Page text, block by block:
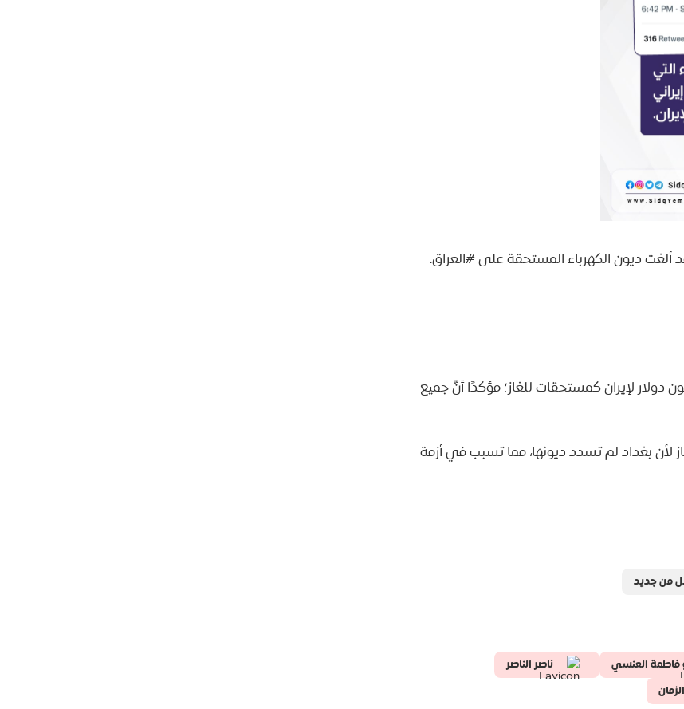
ألغت ديون الكهرباء المستحقة على #العراق.
الكهرباء العراقي أن العراق دفع مليار و649 مليون دولار لإيران كمستحقات للغاز؛ مؤكدًا أنّ جميع
لأن بغداد لم تسدد ديونها، مما تسبب في أزمة
من جديد
فاطمة العنسي
ناصر الناصر